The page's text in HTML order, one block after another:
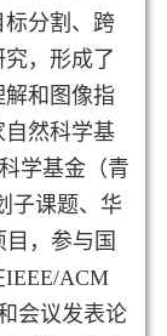
分割、跨
，形成了
和图像指
然科学基
学基金（青
子课题、华
目，参与国
ACM
会议发表论